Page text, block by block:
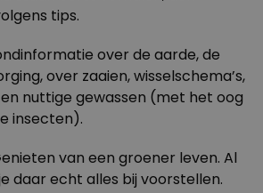
tips.
over de aarde, de
over zaaien, wisselschema’s,
nuttige gewassen (met het oog
insecten).
van een groener leven. Al
daar echt alles bij voorstellen.